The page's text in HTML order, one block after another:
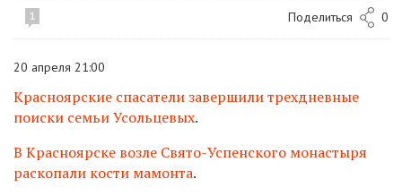
1 Поделиться 0
20 апреля 21:00
Красноярские спасатели завершили трехдневные
поиски семьи Усольцевых.
В Красноярске возле Свято-Успенского монастыря
раскопали кости мамонта.